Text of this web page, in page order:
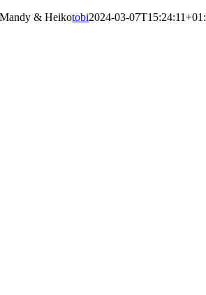
Mandy & Heikotobi2024-03-